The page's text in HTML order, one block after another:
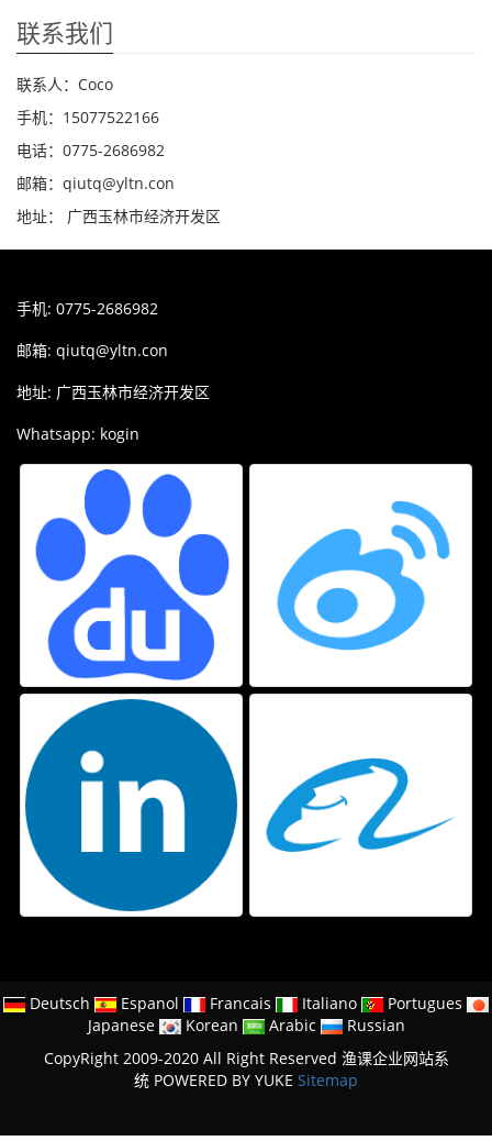
联系我们
联系人：Coco
手机：15077522166
电话：0775-2686982
邮箱：qiutq@yltn.con
地址： 广西玉林市经济开发区
手机: 0775-2686982
邮箱: qiutq@yltn.con
地址: 广西玉林市经济开发区
Whatsapp: kogin
Deutsch Espanol Francais Italiano
Portugues
Japanese
Korean Arabic
Russian
CopyRight 2009-2020 All Right Reserved 渔课企业网站系
统 POWERED BY YUKE Sitemap